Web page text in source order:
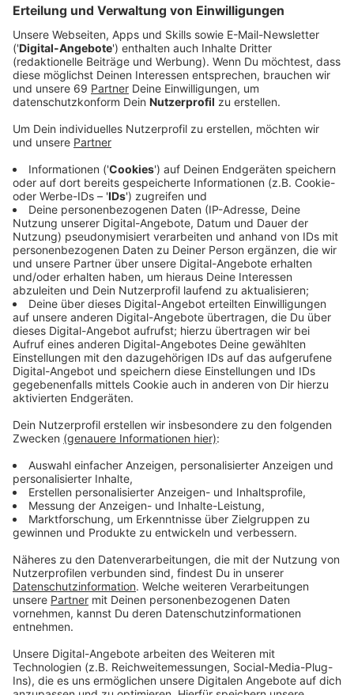
Veröffentlicht: Donnerstag, 03.11.2022 06:30
Anzeige
Münster wird Schauplatz eines weltpolitisch
bedeutenden Ereignisses. Die Menschen hier müssen
dafür massive Einschränkungen hinnehmen. Es gibt
Sperrzonen in der Innenstadt und um die Hotels, in
denen die Staatsgäste wohnen. Mehrere tausend
Polizisten sichern die Innenstadt ab, es gibt
Scharfschützen auf den Dächern rund um das Rathaus
und Hubschrauber in der Luft. Und ganz in der Nähe
des Rathauses gibt es auch noch 13 angemeldete
Demonstrationen mit tausenden Teilnehmer:innen.
Unter anderem wollen sich "Fridays for Future" und
Greenpeace hier für mehr Klimaschutz stark machen.
Anzeige
Es ist bereits das 10. Außenministertreffen in diesem
Jahr. Im Prinzip ist das ein reines Fachtreffen der
Minister:innen. Man tauscht sich aus über die Lage in
der Ukraine, über Hilfe gegen Hungersnöte in Afrika,
über weltpolitische Krisenherde wie gerade die
Demonstrationen für Frauenrechte im Iran. Es geht
auch darum, wie man die Abhängigkeit von Russland
und China verringern kann. Zuvor gibt es heute Mittag
ein Deutsch-Amerikanisches Friedensforum mit der
Gastgeberin, der deutschen Außenministerin Annalena
Baerbock, und ihrem US-Kollegen Antony Blinken im
Atlantic Hotel. Die große Runde trifft sich dann
nachmittags im Friedensaal, drumherum treffen sich
aber auch die Teilnehmer zu zweit. Das ist ja ein
wichtiger Punkt dieser Treffen, das persönliche
Gespräch untereinander.